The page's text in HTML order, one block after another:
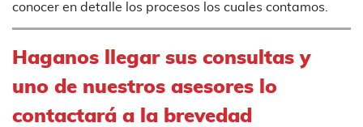
conocer en detalle los procesos los cuales contamos.
Haganos llegar sus consultas y
uno de nuestros asesores lo
contactará a la brevedad